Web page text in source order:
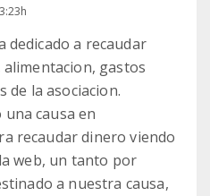
dedicado a recaudar
gastos
de la asociacion.
causa en
recaudar dinero viendo
web, un tanto por
a nuestra causa,